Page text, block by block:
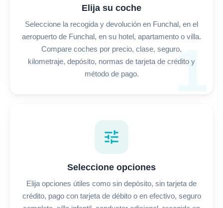
1
Elija su coche
Seleccione la recogida y devolución en Funchal, en el
aeropuerto de Funchal, en su hotel, apartamento o villa.
Compare coches por precio, clase, seguro,
kilometraje, depósito, normas de tarjeta de crédito y
método de pago.
tune
Seleccione opciones
Elija opciones útiles como sin depósito, sin tarjeta de
crédito, pago con tarjeta de débito o en efectivo, seguro